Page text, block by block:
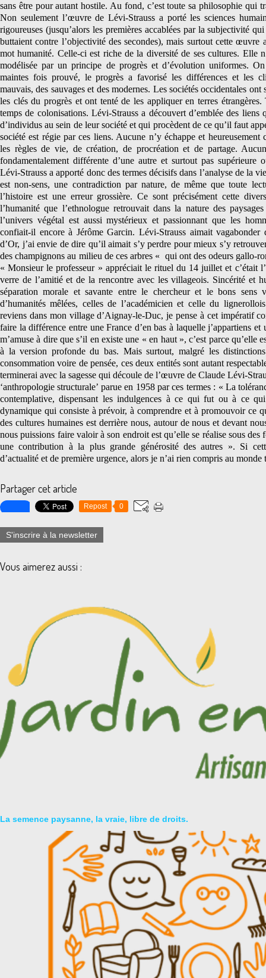
sans être pour autant hostile. Au fond, c’est toute sa philosophie qui
Non seulement l’œuvre de Lévi-Strauss a porté les sciences
rigoureuses (jusqu’alors les premières accablées par la subjectivité
buttaient contre l’objectivité des secondes), mais surtout cette œuvre
mot humanité. Celle-ci est riche de la diversité de ses cultures. Elle
modélisée par un principe de progrès et d’évolution uniformes.
maintes fois prouvé, le progrès a favorisé les différences et les
mauvais, des sauvages et des modernes. Les sociétés occidentales
les clés du progrès et ont tenté de les appliquer en terres étrangères.
temps de colonisations. Lévi-Strauss a découvert d’emblée des liens
d’individus au sein de leur société et qui procèdent de ce qu’il faut
société est régie par ces liens. Aucune n’y échappe et heureusement
les règles de vie, de création, de procréation et de partage.
fondamentalement différente d’une autre et surtout pas supérieure
Lévi-Strauss a apporté donc des termes décisifs dans l’analyse de la
est non-sens, une contradiction par nature, de même que toute
l’histoire est une erreur grossière. Ce sont précisément cette
l’humanité que l’ethnologue retrouvait dans la nature des
l’univers végétal est aussi mystérieux et passionnant que les
confiait-il encore à Jérôme Garcin. Lévi-Strauss aimait vagabonder
d’Or, j’ai envie de dire qu’il aimait s’y perdre pour mieux s’y
des champignons au milieu de ces arbres « qui ont des odeurs gallo-
« Monsieur le professeur » appréciait le rituel du 14 juillet et c’était
verre de l’amitié et de la rencontre avec les villageois. Sincérité et
séparation morale et savante entre le chercheur et le bons sens
d’humanités mêlées, celles de l’académicien et celle du
reviens dans mon village d’Aignay-le-Duc, je pense à cet impératif
faire la différence entre une France d’en bas à laquelle j’appartiens et
m’amuse à dire que s’il en existe une « en haut », c’est parce qu’elle
à la version profonde du bas. Mais surtout, malgré les
consommation voire de pensée, ces deux entités sont autant
terminerai avec la sagesse qui découle de l’œuvre de Claude Lévi-
‘anthropologie structurale’ parue en 1958 par ces termes : « La
contemplative, dispensant les indulgences à ce qui fut ou à ce
dynamique qui consiste à prévoir, à comprendre et à promouvoir ce
des cultures humaines est derrière nous, autour de nous et devant
nous puissions faire valoir à son endroit est qu’elle se réalise sous des
une contribution à la plus grande générosité des autres ». Si
d’actualité et de première urgence, alors je n’ai rien compris au monde
Partager cet article
Repost 0
S'inscrire à la newsletter
Vous aimerez aussi :
La semence paysanne, la vraie, libre de droits.